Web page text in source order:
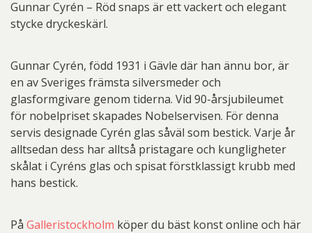
Gunnar Cyrén – Röd snaps är ett vackert och elegant
stycke dryckeskärl.
Gunnar Cyrén, född 1931 i Gävle där han ännu bor, är
en av Sveriges främsta silversmeder och
glasformgivare genom tiderna. Vid 90-årsjubileumet
för nobelpriset skapades Nobelservisen. För denna
servis designade Cyrén glas såväl som bestick. Varje år
alltsedan dess har alltså pristagare och kungligheter
skålat i Cyréns glas och spisat förstklassigt krubb med
hans bestick.
På Galleristockholm köper du bäst konst online och här